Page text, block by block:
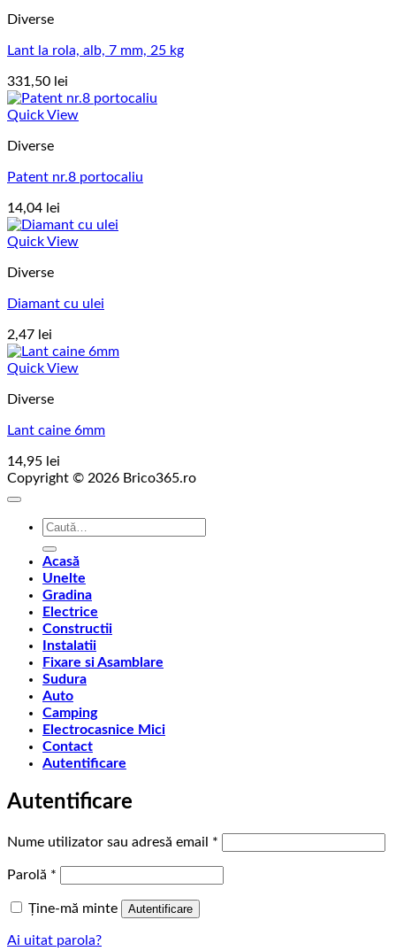
Diverse
Lant la rola, alb, 7 mm, 25 kg
331,50 lei
Quick View
Diverse
Patent nr.8 portocaliu
14,04 lei
Quick View
Diverse
Diamant cu ulei
2,47 lei
Quick View
Diverse
Lant caine 6mm
14,95 lei
Copyright © 2026 Brico365.ro
Caută
Acasă
Unelte
Gradina
Electrice
Constructii
Instalatii
Fixare si Asamblare
Sudura
Auto
Camping
Electrocasnice Mici
Contact
Autentificare
Autentificare
Nume utilizator sau adresă email *
Parolă *
Ține-mă minte Autentificare
Ai uitat parola?